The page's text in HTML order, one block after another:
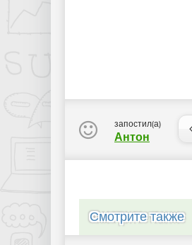
запостил(а)
Антон
Смотрите также